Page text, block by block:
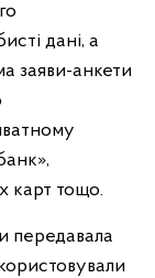
дані, а
заяви-анкети
карт тощо.
передавала